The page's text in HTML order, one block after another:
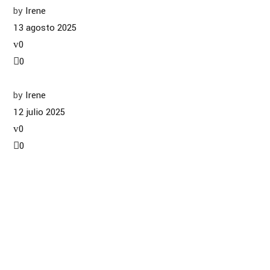
by Irene
13 agosto 2025
0
0
by Irene
12 julio 2025
0
0